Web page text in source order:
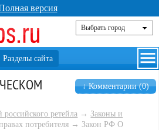
версия
↓ Комментарии (0)
ретейла →Законы и
потребителя → Закон РФ О